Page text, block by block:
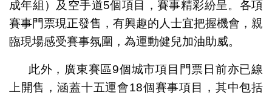
成年組）及空手道5個項目，賽事精彩紛呈。各項
賽事門票現正發售，有興趣的人士宜把握機會，親
臨現場感受賽事氛圍，為運動健兒加油助威。
此外，廣東賽區9個城市項目門票日前亦已線
上開售，涵蓋十五運會18個賽事項目，其中包括